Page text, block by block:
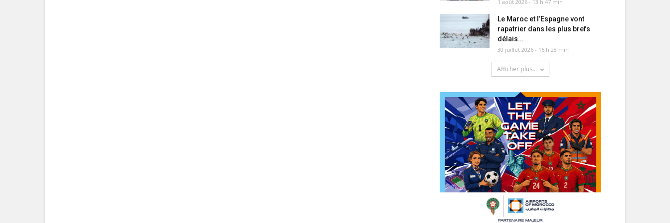
1 août 2026 - 13 h 47 min
Le Maroc et l’Espagne vont
rapatrier dans les plus brefs
délais...
30 juillet 2026 - 16 h 28 min
Afficher plus...